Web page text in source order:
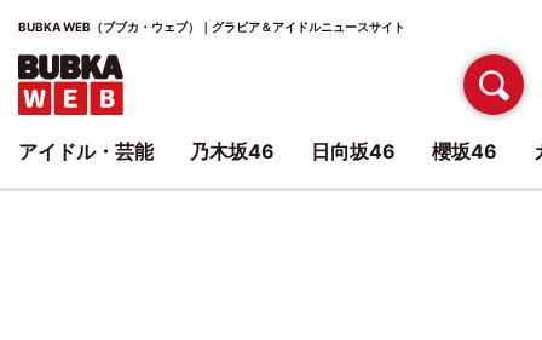
BUBKA WEB（ブブカ・ウェブ）｜グラビア＆アイドルニュースサイト
アイドル・芸能 乃木坂46 日向坂46 櫻坂46